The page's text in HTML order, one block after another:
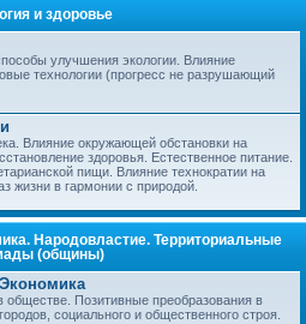
и здоровье
улучшения экологии. Влияние
технологии (прогресс не разрушающий
Влияние окружающей обстановки на
здоровья. Естественное питание.
пищи. Влияние технократии на
жизни в гармонии с природой.
Народовластие. Территориальные
(общины)
Позитивные преобразования в
социального и общественного строя.